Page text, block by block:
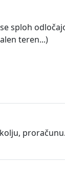
sploh
teren...)